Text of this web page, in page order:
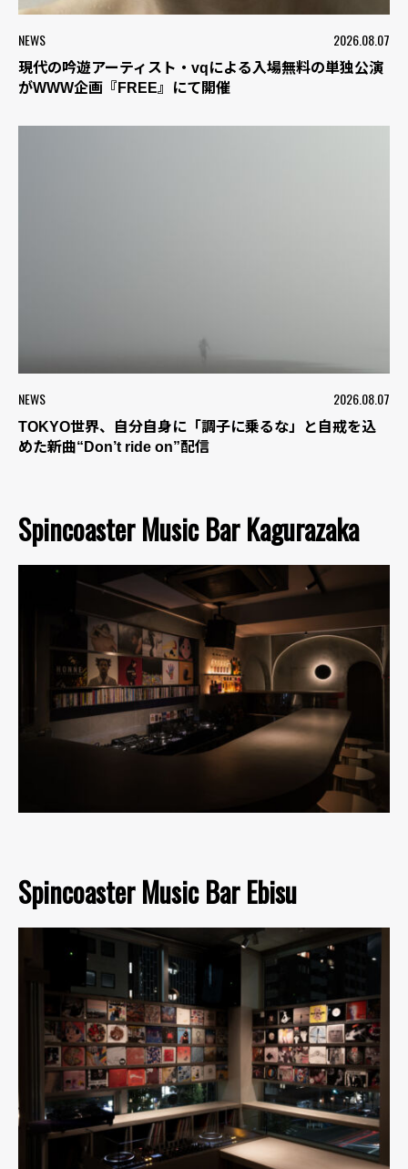
NEWS 2026.08.07
現代の吟遊アーティスト・vqによる入場無料の単独公演
がWWW企画『FREE』にて開催
NEWS 2026.08.07
TOKYO世界、自分自身に「調子に乗るな」と自戒を込
めた新曲“Don’t ride on”配信
Spincoaster Music Bar Kagurazaka
Spincoaster Music Bar Ebisu